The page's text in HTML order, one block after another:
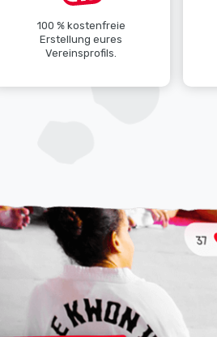
100 % kostenfreie
Erstellung eures
Vereinsprofils.